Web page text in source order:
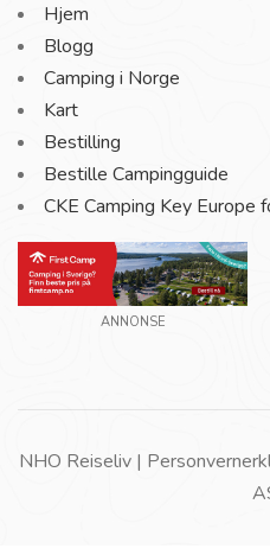
Hjem
Blogg
Camping i Norge
Kart
Bestilling
Bestille Campingguide
CKE Camping Key Europe
ANNONSE
NHO Reiseliv |